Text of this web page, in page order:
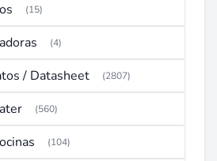
(15)
(4)
/ Datasheet (2807)
(560)
(104)